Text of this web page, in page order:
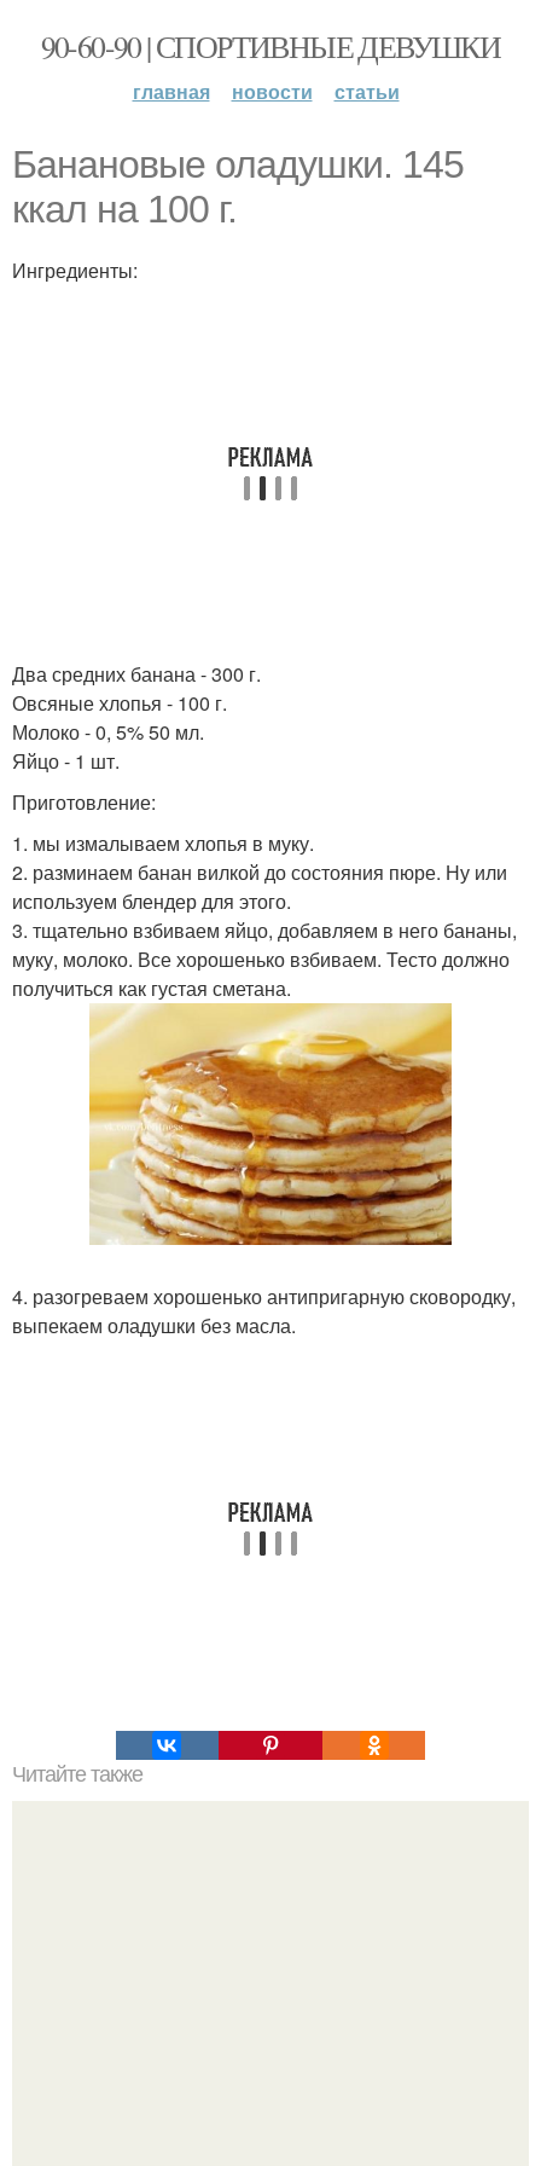
90-60-90 | СПОРТИВНЫЕ ДЕВУШКИ
главная новости статьи
Банановые оладушки. 145
ккал на 100 г.
Ингредиенты:
Два средних банана - 300 г.
Овсяные хлопья - 100 г.
Молоко - 0, 5% 50 мл.
Яйцо - 1 шт.
Приготовление:
1. мы измалываем хлопья в муку.
2. разминаем банан вилкой до состояния пюре. Ну или
используем блендер для этого.
3. тщательно взбиваем яйцо, добавляем в него бананы,
муку, молоко. Все хорошенько взбиваем. Тесто должно
получиться как густая сметана.
4. разогреваем хорошенько антипригарную сковородку,
выпекаем оладушки без масла.
Читайте также